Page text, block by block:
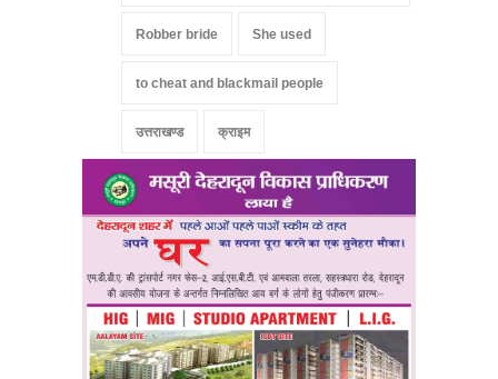
Robber bride She used
to cheat and blackmail people
उत्तराखण्ड क्राइम